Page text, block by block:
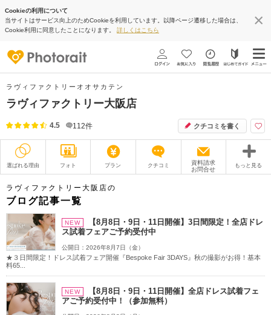
Cookieの利用について
当サイトはサービス向上のためCookieを利用しています。以降ページ遷移した場合は、
Cookie利用に同意したことになります。 詳しくはこちら
ラヴィファクトリーオオサカテン
ラヴィファクトリー大阪店
4.5 112件 クチコミを書く
選ばれる理由 フォト プラン クチコミ
資料請求
お問合せ
もっと見る
撮影レポート
オプション
アクセス/TEL スタジオトップ
こだわりポイント
ラヴィファクトリー大阪店の
ブログ記事一覧
NEW
【8月8日・9日・11日開催】3日間限定！全店ドレ
ス試着フェアご予約受付中
公開日：2026年8月7日（金）
★３日間限定！ドレス試着フェア開催『Bespoke Fair 3DAYS』秋の撮影がお得！基本
料65...
NEW
【8月8日・9日・11日開催】全店ドレス試着フェ
アご予約受付中！（参加無料）